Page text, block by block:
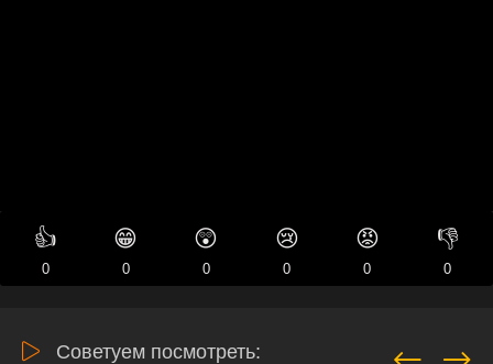
👍
0
😁
0
😲
0
😢
0
😡
0
👎
0
Советуем посмотреть: